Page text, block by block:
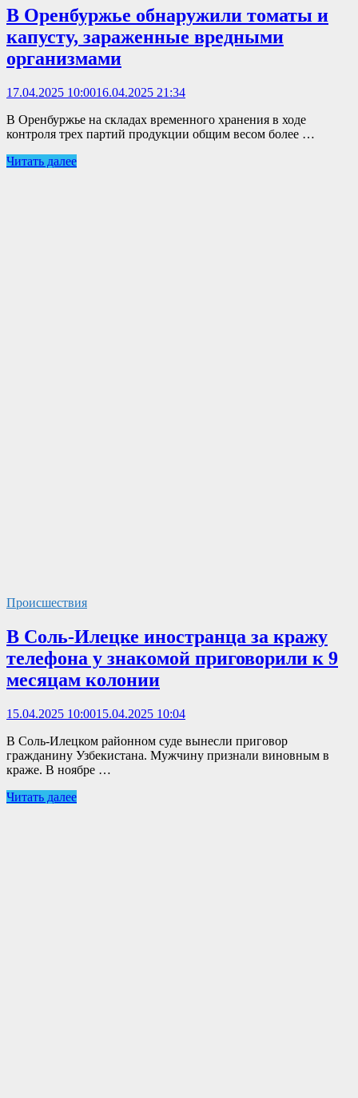
В Оренбуржье обнаружили томаты и
капусту, зараженные вредными
организмами
17.04.2025 10:0016.04.2025 21:34
В Оренбуржье на складах временного хранения в ходе
контроля трех партий продукции общим весом более …
Читать далее
Происшествия
В Соль-Илецке иностранца за кражу
телефона у знакомой приговорили к 9
месяцам колонии
15.04.2025 10:0015.04.2025 10:04
В Соль-Илецком районном суде вынесли приговор
гражданину Узбекистана. Мужчину признали виновным в
краже. В ноябре …
Читать далее